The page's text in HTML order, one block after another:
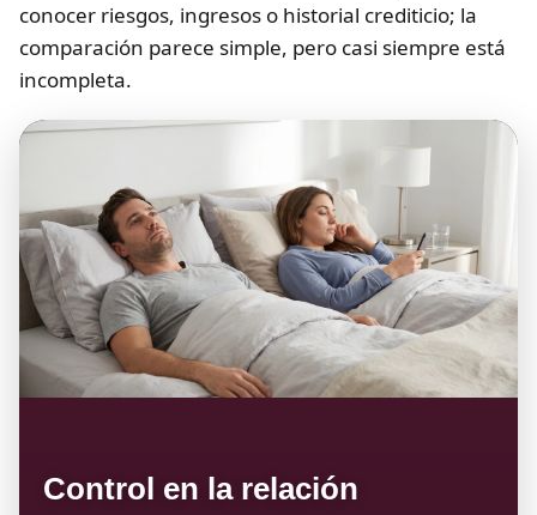
conocer riesgos, ingresos o historial crediticio; la
comparación parece simple, pero casi siempre está
incompleta.
Control en la relación